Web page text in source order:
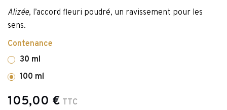
Alizée, l’accord fleuri poudré, un ravissement pour les
sens.
Contenance
30 ml
100 ml
105,00 € TTC